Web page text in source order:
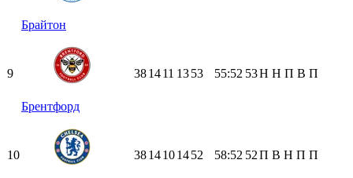
Брайтон
9
Брентфорд
381411 1353 55:52 53Н Н П В П
10 3814101452 58:52 52П В Н П П